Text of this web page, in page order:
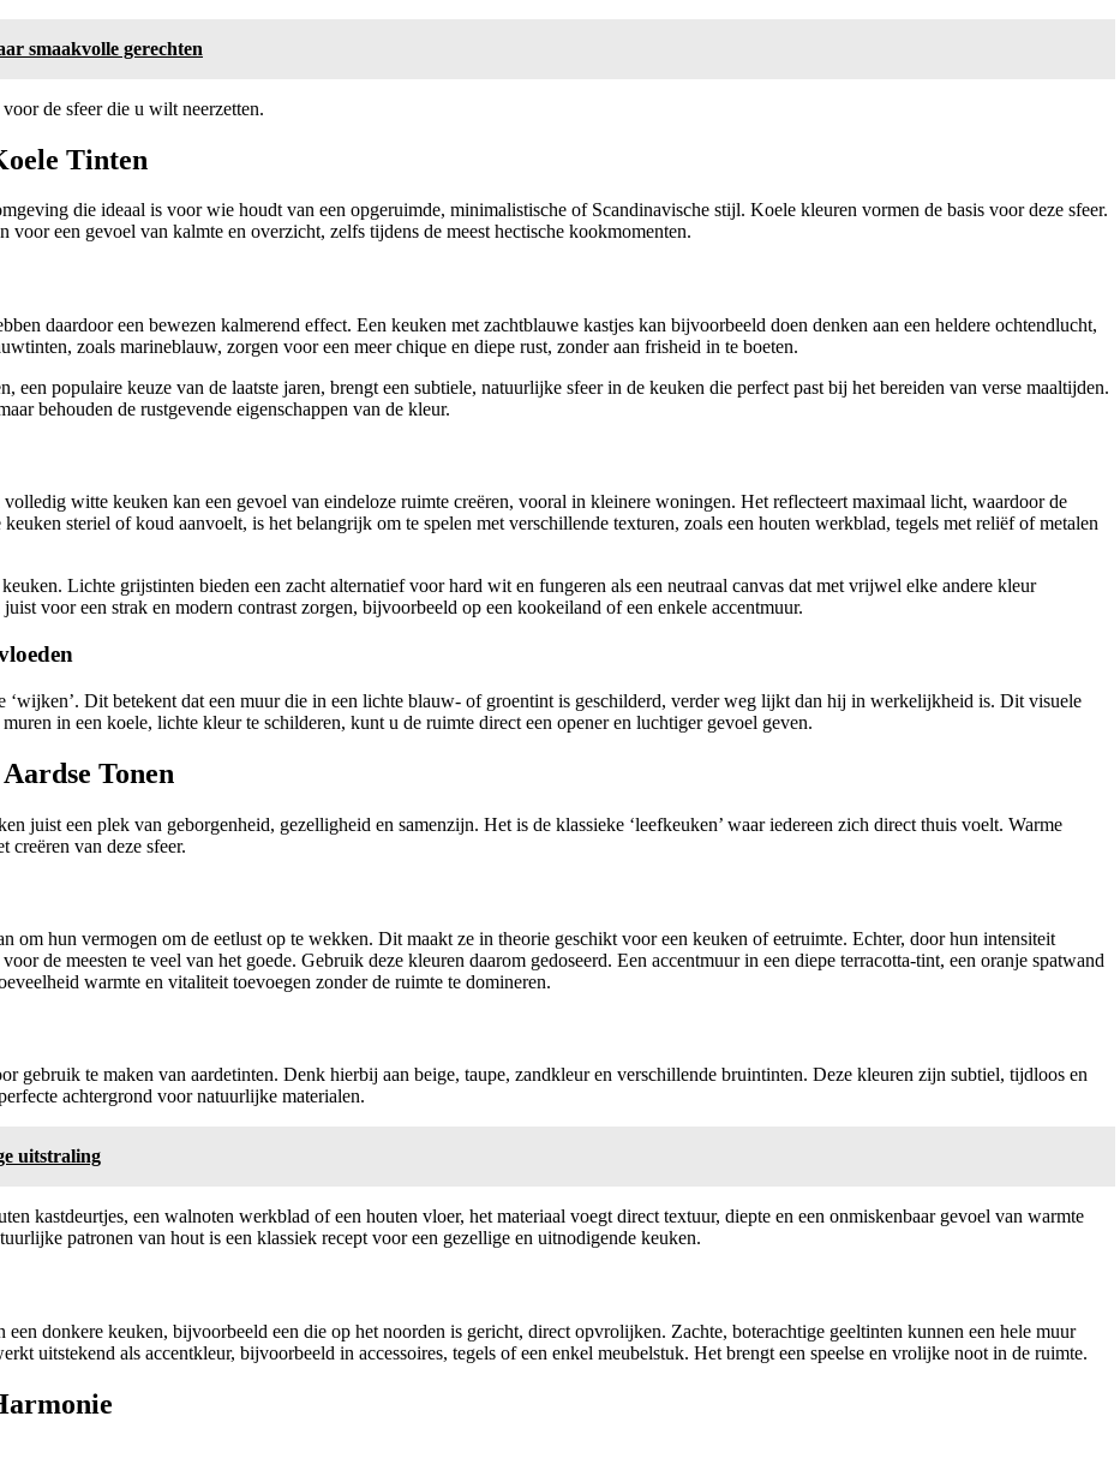
smaakvolle gerechten
de sfeer die u wilt neerzetten.
Tinten
die ideaal is voor wie houdt van een opgeruimde, minimalistische of Scandinavische stijl. Koele kleuren vormen de basis voor deze sfeer.
een gevoel van kalmte en overzicht, zelfs tijdens de meest hectische kookmomenten.
daardoor een bewezen kalmerend effect. Een keuken met zachtblauwe kastjes kan bijvoorbeeld doen denken aan een heldere ochtendlucht,
zoals marineblauw, zorgen voor een meer chique en diepe rust, zonder aan frisheid in te boeten.
een populaire keuze van de laatste jaren, brengt een subtiele, natuurlijke sfeer in de keuken die perfect past bij het bereiden van verse maaltijden.
behouden de rustgevende eigenschappen van de kleur.
witte keuken kan een gevoel van eindeloze ruimte creëren, vooral in kleinere woningen. Het reflecteert maximaal licht, waardoor de
steriel of koud aanvoelt, is het belangrijk om te spelen met verschillende texturen, zoals een houten werkblad, tegels met reliëf of metalen
Lichte grijstinten bieden een zacht alternatief voor hard wit en fungeren als een neutraal canvas dat met vrijwel elke andere kleur
voor een strak en modern contrast zorgen, bijvoorbeeld op een kookeiland of een enkele accentmuur.
‘wijken’. Dit betekent dat een muur die in een lichte blauw- of groentint is geschilderd, verder weg lijkt dan hij in werkelijkheid is. Dit visuele
in een koele, lichte kleur te schilderen, kunt u de ruimte direct een opener en luchtiger gevoel geven.
Tonen
juist een plek van geborgenheid, gezelligheid en samenzijn. Het is de klassieke ‘leefkeuken’ waar iedereen zich direct thuis voelt. Warme
creëren van deze sfeer.
om hun vermogen om de eetlust op te wekken. Dit maakt ze in theorie geschikt voor een keuken of eetruimte. Echter, door hun intensiteit
de meesten te veel van het goede. Gebruik deze kleuren daarom gedoseerd. Een accentmuur in een diepe terracotta-tint, een oranje spatwand
warmte en vitaliteit toevoegen zonder de ruimte te domineren.
gebruik te maken van aardetinten. Denk hierbij aan beige, taupe, zandkleur en verschillende bruintinten. Deze kleuren zijn subtiel, tijdloos en
achtergrond voor natuurlijke materialen.
uitstraling
kastdeurtjes, een walnoten werkblad of een houten vloer, het materiaal voegt direct textuur, diepte en een onmiskenbaar gevoel van warmte
patronen van hout is een klassiek recept voor een gezellige en uitnodigende keuken.
donkere keuken, bijvoorbeeld een die op het noorden is gericht, direct opvrolijken. Zachte, boterachtige geeltinten kunnen een hele muur
uitstekend als accentkleur, bijvoorbeeld in accessoires, tegels of een enkel meubelstuk. Het brengt een speelse en vrolijke noot in de ruimte.